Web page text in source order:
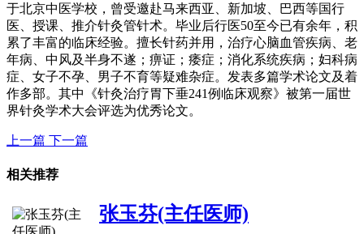
于北京中医学校，曾受邀赴马来西亚、新加坡、巴西等国行
医、授课、推介针灸管针术。毕业后行医50至今已有余年，积
累了丰富的临床经验。擅长针药并用，治疗心脑血管疾病、老
年病、中风及半身不遂；痹证；痿症；消化系统疾病；妇科病
症、女子不孕、男子不育等疑难杂症。发表多篇学术论文及着
作多部。其中《针灸治疗胃下垂241例临床观察》被第一届世
界针灸学术大会评选为优秀论文。
上一篇 下一篇
相关推荐
张玉芬(主任医师)